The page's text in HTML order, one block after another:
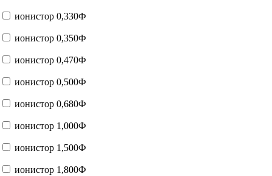
ионистор 0,330Ф
ионистор 0,350Ф
ионистор 0,470Ф
ионистор 0,500Ф
ионистор 0,680Ф
ионистор 1,000Ф
ионистор 1,500Ф
ионистор 1,800Ф